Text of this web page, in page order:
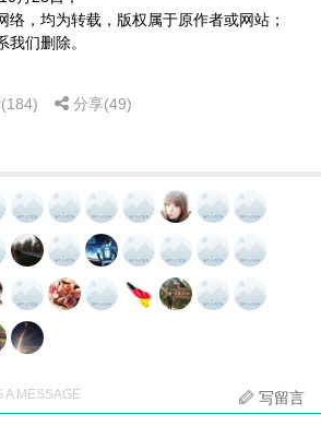
络，均为转载，版权属于原作者或网站；
们删除。
分享(49)
A MESSAGE 写留言